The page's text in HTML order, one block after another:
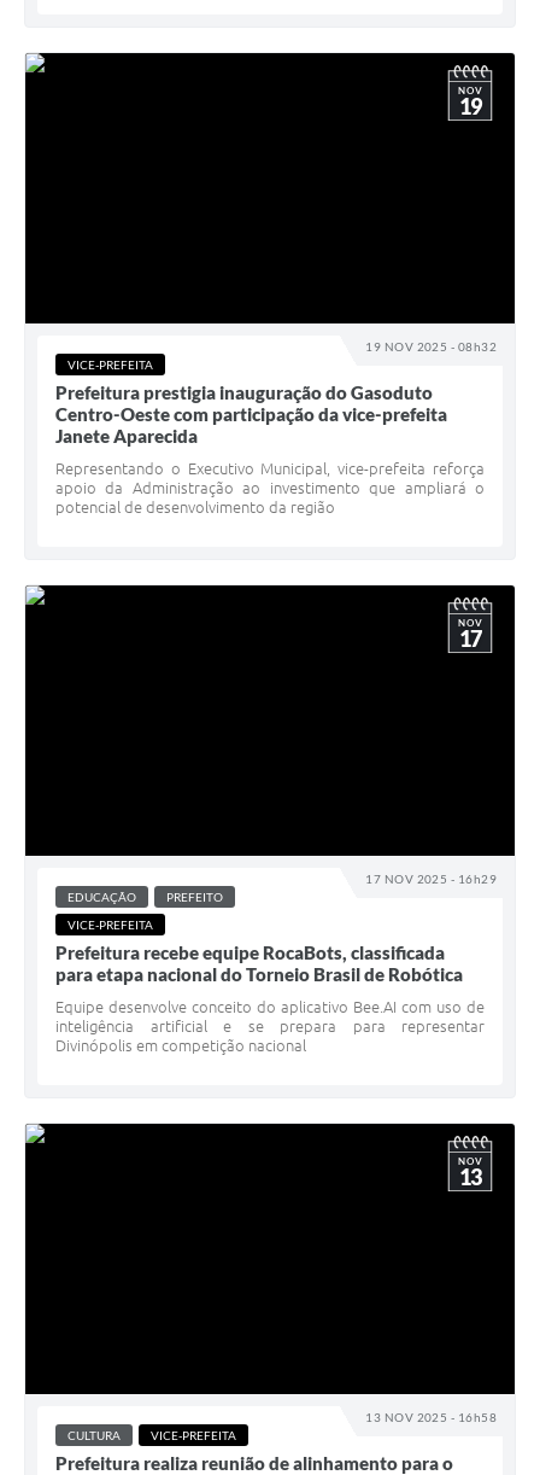
19 NOV 2025 - 08h32
NOV
19
VICE-PREFEITA
Prefeitura prestigia inauguração do Gasoduto
Centro-Oeste com participação da vice-prefeita
Janete Aparecida
Representando o Executivo Municipal, vice-prefeita reforça
apoio da Administração ao investimento que ampliará o
potencial de desenvolvimento da região
17 NOV 2025 - 16h29
NOV
17
EDUCAÇÃO
PREFEITO
VICE-PREFEITA
Prefeitura recebe equipe RocaBots, classificada
para etapa nacional do Torneio Brasil de Robótica
Equipe desenvolve conceito do aplicativo Bee.AI com uso de
inteligência artificial e se prepara para representar
Divinópolis em competição nacional
13 NOV 2025 - 16h58
NOV
13
CULTURA VICE-PREFEITA
Prefeitura realiza reunião de alinhamento para o